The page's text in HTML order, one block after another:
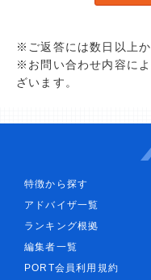
※ご返答には数日以上
※お問い合わせ内容に
ざいます。
特徴から探す
アドバイザ一覧
ランキング根拠
編集者一覧
PORT会員利用規約